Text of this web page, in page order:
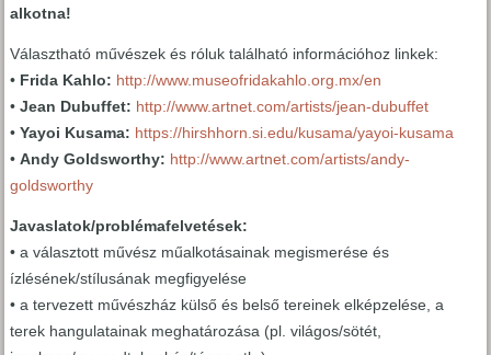
alkotna!
Választható művészek és róluk található információhoz linkek:
• Frida Kahlo: http://www.museofridakahlo.org.mx/en
•Jean Dubuffet: http://www.artnet.com/artists/jean-dubuffet
•Yayoi Kusama: https://hirshhorn.si.edu/kusama/yayoi-kusama
•Andy Goldsworthy: http://www.artnet.com/artists/andy-
goldsworthy
Javaslatok/problémafelvetések:
• a választott művész műalkotásainak megismerése és
ízlésének/stílusának megfigyelése
• a tervezett művészház külső és belső tereinek elképzelése, a
terek hangulatainak meghatározása (pl. világos/sötét,